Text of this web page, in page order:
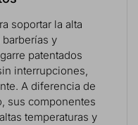
soportar la alta
y
patentados
interrupciones,
A diferencia de
sus componentes
temperaturas y